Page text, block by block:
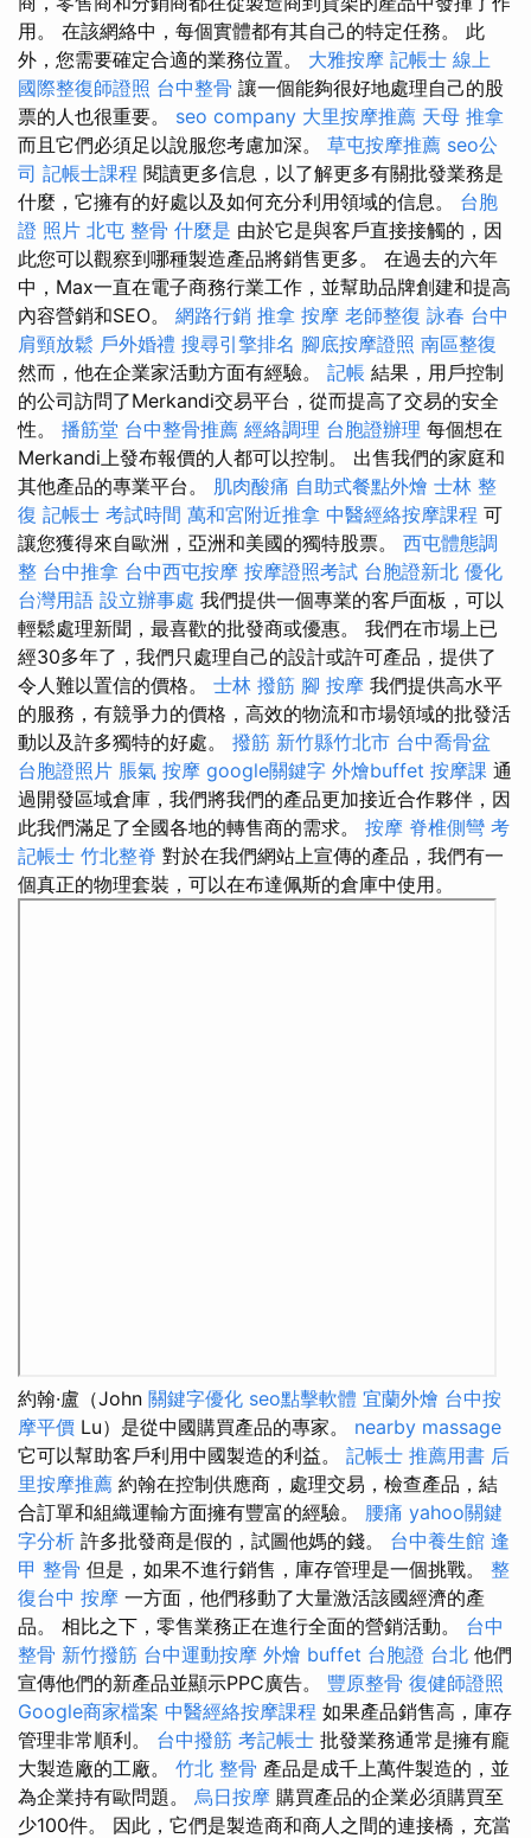
用。 在該網絡中，每個實體都有其自己的特定任務。 此
外，您需要確定合適的業務位置。 大雅按摩 記帳士 線上
國際整復師證照 台中整骨 讓一個能夠很好地處理自己的股
票的人也很重要。 seo company 大里按摩推薦 天母 推拿
而且它們必須足以說服您考慮加深。 草屯按摩推薦 seo公
司 記帳士課程 閱讀更多信息，以了解更多有關批發業務是
什麼，它擁有的好處以及如何充分利用領域的信息。 台胞
證 照片 北屯 整骨 什麼是 由於它是與客戶直接接觸的，因
此您可以觀察到哪種製造產品將銷售更多。 在過去的六年
中，Max一直在電子商務行業工作，並幫助品牌創建和提高
內容營銷和SEO。 網路行銷 推拿 按摩 老師整復 詠春 台中
肩頸放鬆 戶外婚禮 搜尋引擎排名 腳底按摩證照 南區整復
然而，他在企業家活動方面有經驗。 記帳 結果，用戶控制
的公司訪問了Merkandi交易平台，從而提高了交易的安全
性。 播筋堂 台中整骨推薦 經絡調理 台胞證辦理 每個想在
Merkandi上發布報價的人都可以控制。 出售我們的家庭和
其他產品的專業平台。 肌肉酸痛 自助式餐點外燴 士林 整
復 記帳士 考試時間 萬和宮附近推拿 中醫經絡按摩課程 可
讓您獲得來自歐洲，亞洲和美國的獨特股票。 西屯體態調
整 台中推拿 台中西屯按摩 按摩證照考試 台胞證新北 優化
台灣用語 設立辦事處 我們提供一個專業的客戶面板，可以
輕鬆處理新聞，最喜歡的批發商或優惠。 我們在市場上已
經30多年了，我們只處理自己的設計或許可產品，提供了
令人難以置信的價格。 士林 撥筋 腳 按摩 我們提供高水平
的服務，有競爭力的價格，高效的物流和市場領域的批發活
動以及許多獨特的好處。 撥筋 新竹縣竹北市 台中喬骨盆
台胞證照片 脹氣 按摩 google關鍵字 外燴buffet 按摩課 通
過開發區域倉庫，我們將我們的產品更加接近合作夥伴，因
此我們滿足了全國各地的轉售商的需求。 按摩 脊椎側彎 考
記帳士 竹北整脊 對於在我們網站上宣傳的產品，我們有一
個真正的物理套裝，可以在布達佩斯的倉庫中使用。
約翰·盧（John 關鍵字優化 seo點擊軟體 宜蘭外燴 台中按
摩平價 Lu）是從中國購買產品的專家。 nearby massage
它可以幫助客戶利用中國製造的利益。 記帳士 推薦用書 后
里按摩推薦 約翰在控制供應商，處理交易，檢查產品，結
合訂單和組織運輸方面擁有豐富的經驗。 腰痛 yahoo關鍵
字分析 許多批發商是假的，試圖他媽的錢。 台中養生館 逢
甲 整骨 但是，如果不進行銷售，庫存管理是一個挑戰。 整
復台中 按摩 一方面，他們移動了大量激活該國經濟的產
品。 相比之下，零售業務正在進行全面的營銷活動。 台中
整骨 新竹撥筋 台中運動按摩 外燴 buffet 台胞證 台北 他們
宣傳他們的新產品並顯示PPC廣告。 豐原整骨 復健師證照
Google商家檔案 中醫經絡按摩課程 如果產品銷售高，庫存
管理非常順利。 台中撥筋 考記帳士 批發業務通常是擁有龐
大製造廠的工廠。 竹北 整骨 產品是成千上萬件製造的，並
為企業持有歐問題。 烏日按摩 購買產品的企業必須購買至
少100件。 因此，它們是製造商和商人之間的連接橋，充當